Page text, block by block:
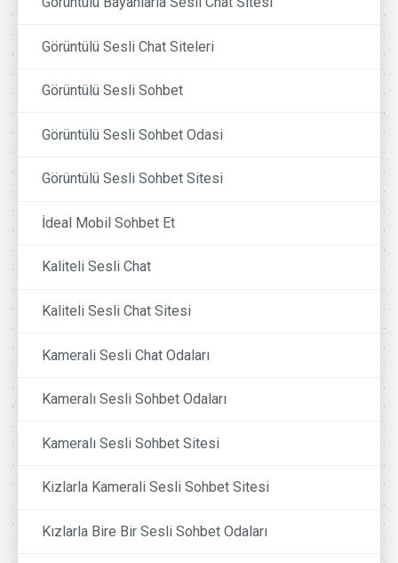
Görüntülü Sesli Chat Siteleri
Görüntülü Sesli Sohbet
Görüntülü Sesli Sohbet Odasi
Görüntülü Sesli Sohbet Sitesi
İdeal Mobil Sohbet Et
Kaliteli Sesli Chat
Kaliteli Sesli Chat Sitesi
Kamerali Sesli Chat Odaları
Kameralı Sesli Sohbet Odaları
Kameralı Sesli Sohbet Sitesi
Kizlarla Kamerali Sesli Sohbet Sitesi
Kızlarla Bire Bir Sesli Sohbet Odaları